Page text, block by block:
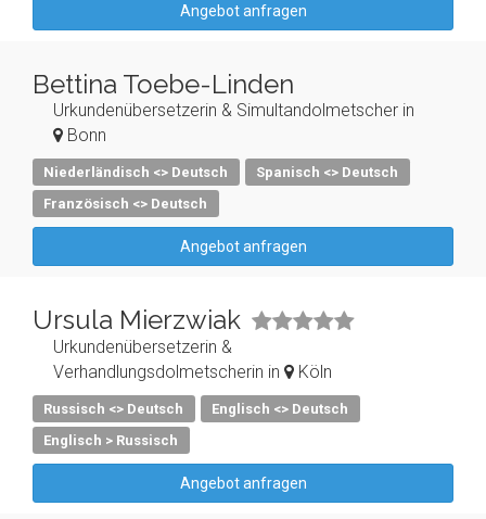
Angebot anfragen
Bettina Toebe-Linden
Urkundenübersetzerin & Simultandolmetscher in
Bonn
Niederländisch <> Deutsch
Spanisch <> Deutsch
Französisch <> Deutsch
Angebot anfragen
Ursula Mierzwiak
Urkundenübersetzerin &
Verhandlungsdolmetscherin in
Köln
Russisch <> Deutsch
Englisch <> Deutsch
Englisch > Russisch
Angebot anfragen